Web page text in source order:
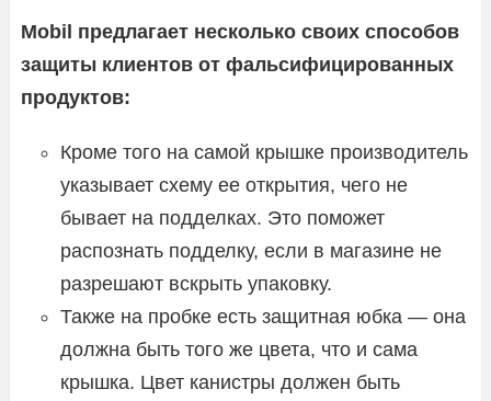
Mobil предлагает несколько своих способов
защиты клиентов от фальсифицированных
продуктов:
Кроме того на самой крышке производитель
указывает схему ее открытия, чего не
бывает на подделках. Это поможет
распознать подделку, если в магазине не
разрешают вскрыть упаковку.
Также на пробке есть защитная юбка — она
должна быть того же цвета, что и сама
крышка. Цвет канистры должен быть